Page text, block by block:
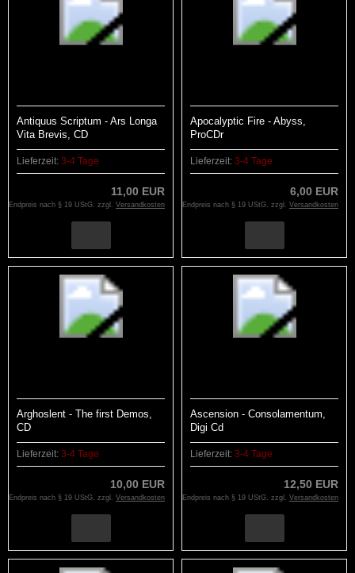
Antiquus Scriptum - Ars Longa
Vita Brevis, CD
Lieferzeit: 3-4 Tage
11,00 EUR
Endpreis nach § 19 UStG. zzgl. Versandkosten
Apocalyptic Fire - Abyss,
ProCDr
Lieferzeit: 3-4 Tage
6,00 EUR
Endpreis nach § 19 UStG. zzgl. Versandkosten
Arghoslent - The first Demos,
CD
Lieferzeit: 3-4 Tage
10,00 EUR
Endpreis nach § 19 UStG. zzgl. Versandkosten
Ascension - Consolamentum,
Digi Cd
Lieferzeit: 3-4 Tage
12,50 EUR
Endpreis nach § 19 UStG. zzgl. Versandkosten